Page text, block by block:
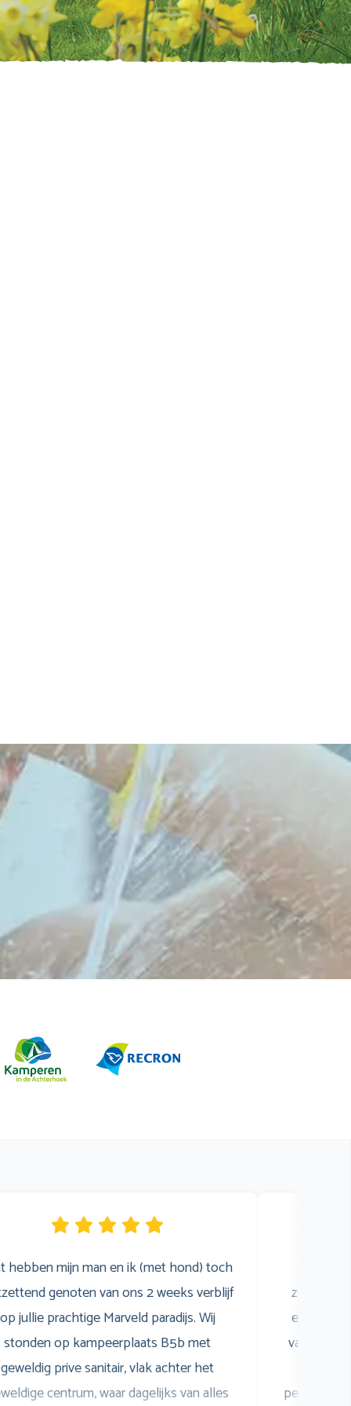
hebben mijn man en ik (met hond) toch
genoten van ons 2 weeks verblijf
op jullie prachtige Marveld paradijs. Wij
stonden op kampeerplaats B5b met
geweldig prive sanitair, vlak achter het
centrum, waar dagelijks van alles
een
van het
personeel